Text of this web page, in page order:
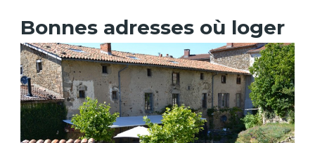
Bonnes adresses où loger